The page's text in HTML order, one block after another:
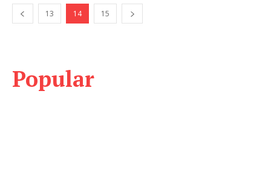
13 14 15
Popular